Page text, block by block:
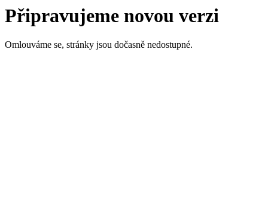
Připravujeme novou verzi
Omlouváme se, stránky jsou dočasně nedostupné.